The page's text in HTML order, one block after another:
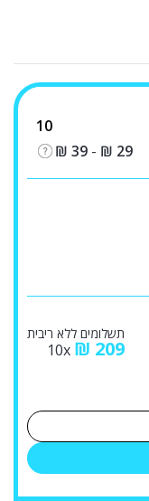
10
₪ 29
-
₪ 39
תשלומים ללא ריבית
₪ 209